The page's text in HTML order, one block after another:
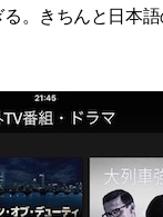
。きちんと日本